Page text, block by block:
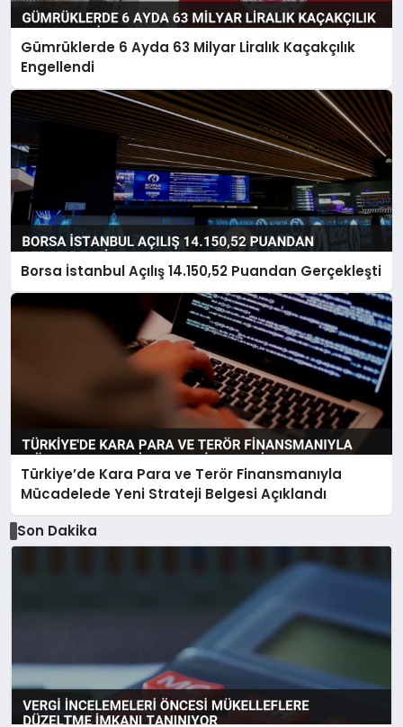
Gümrüklerde 6 Ayda 63 Milyar Liralık Kaçakçılık
Engellendi
Borsa İstanbul Açılış 14.150,52 Puandan Gerçekleşti
Türkiye’de Kara Para ve Terör Finansmanıyla
Mücadelede Yeni Strateji Belgesi Açıklandı
Son Dakika